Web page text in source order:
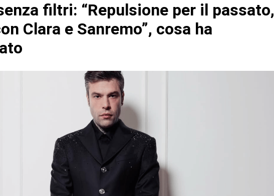
filtri: “Repulsione per il passato,
Clara e Sanremo”, cosa ha